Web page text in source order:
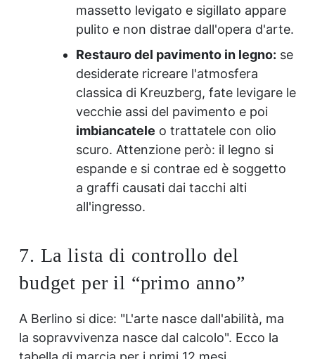
massetto levigato e sigillato appare
pulito e non distrae dall'opera d'arte.
Restauro del pavimento in legno: se
desiderate ricreare l'atmosfera
classica di Kreuzberg, fate levigare le
vecchie assi del pavimento e poi
imbiancatele o trattatele con olio
scuro. Attenzione però: il legno si
espande e si contrae ed è soggetto
a graffi causati dai tacchi alti
all'ingresso.
7. La lista di controllo del
budget per il “primo anno”
A Berlino si dice: "L'arte nasce dall'abilità, ma
la sopravvivenza nasce dal calcolo". Ecco la